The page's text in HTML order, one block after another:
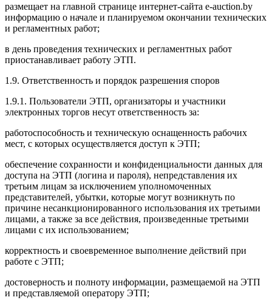
размещает на главной странице интернет-сайта e-auction.by
информацию о начале и планируемом окончании технических
и регламентных работ;
в день проведения технических и регламентных работ
приостанавливает работу ЭТП.
1.9. Ответственность и порядок разрешения споров
1.9.1. Пользователи ЭТП, организаторы и участники
электронных торгов несут ответственность за:
работоспособность и техническую оснащенность рабочих
мест, с которых осуществляется доступ к ЭТП;
обеспечение сохранности и конфиденциальности данных для
доступа на ЭТП (логина и пароля), непредставления их
третьим лицам за исключением уполномоченных
представителей, убытки, которые могут возникнуть по
причине несанкционированного использования их третьими
лицами, а также за все действия, произведенные третьими
лицами с их использованием;
корректность и своевременное выполнение действий при
работе с ЭТП;
достоверность и полноту информации, размещаемой на ЭТП
и представляемой оператору ЭТП;